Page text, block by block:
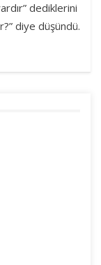
dediklerini
diye düşündü.